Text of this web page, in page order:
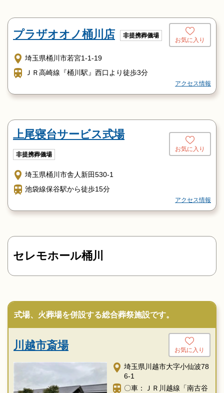
プラザオオノ桶川店 非提携葬儀場
お気に入り
埼玉県桶川市若宮1-1-19
ＪＲ高崎線『桶川駅』西口より徒歩3分
アクセス情報
上尾寝台サービス式場
非提携葬儀場
お気に入り
埼玉県桶川市舎人新田530-1
池袋線保谷駅から徒歩15分
アクセス情報
セレモホール桶川
式場、火葬場を併設する総合葬祭施設です。
川越市斎場 お気に入り
埼玉県川越市大字小仙波78
6-1
〇車：ＪＲ川越線「南古谷